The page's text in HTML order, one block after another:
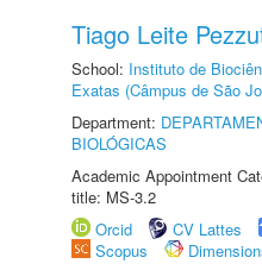
Tiago Leite
School: Instituto de
Exatas (Câmpus de São
Department:
BIOLÓGICAS
Academic Appointment
title: MS-3.2
Orcid
CV Lattes
Scopus